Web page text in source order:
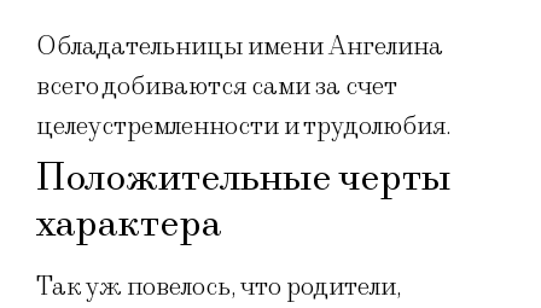
Обладательницы имени Ангелина
всего добиваются сами за счет
целеустремленности и трудолюбия.
Положительные черты
характера
Так уж повелось, что родители,